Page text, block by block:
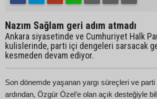
Nazım Sağlam geri adım atmadı
Ankara siyasetinde ve Cumhuriyet Halk
kulislerinde, parti içi dengeleri sarsacak
kesmeden devam ediyor.
Son dönemde yaşanan yargı süreçleri ve parti
ardından, Özgür Özel’e olan açık desteğiyle